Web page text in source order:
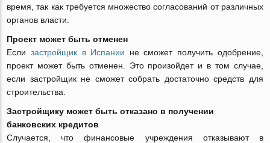
время, так как требуется множество согласований от различных
органов власти.
Проект может быть отменен
Если застройщик в Испании не сможет получить одобрение,
проект может быть отменен. Это произойдет и в том случае,
если застройщик не сможет собрать достаточно средств для
строительства.
Застройщику может быть отказано в получении
банковских кредитов
Случается, что финансовые учреждения отказывают в